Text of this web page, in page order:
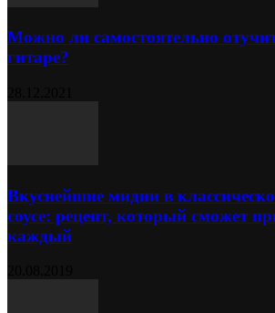
Можно ли самостоятельно
гитаре?
Вкуснейшие мидии в
соусе: рецепт, который сможет
каждый